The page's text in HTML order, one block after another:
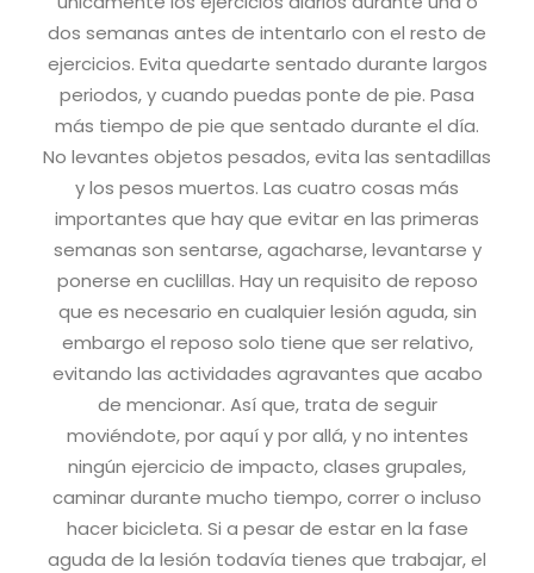
dos semanas antes de intentarlo con el resto de
ejercicios. Evita quedarte sentado durante largos
periodos, y cuando puedas ponte de pie. Pasa
más tiempo de pie que sentado durante el día.
No levantes objetos pesados, evita las sentadillas
y los pesos muertos. Las cuatro cosas más
importantes que hay que evitar en las primeras
semanas son sentarse, agacharse, levantarse y
ponerse en cuclillas. Hay un requisito de reposo
que es necesario en cualquier lesión aguda, sin
embargo el reposo solo tiene que ser relativo,
evitando las actividades agravantes que acabo
de mencionar. Así que, trata de seguir
moviéndote, por aquí y por allá, y no intentes
ningún ejercicio de impacto, clases grupales,
caminar durante mucho tiempo, correr o incluso
hacer bicicleta. Si a pesar de estar en la fase
aguda de la lesión todavía tienes que trabajar, el